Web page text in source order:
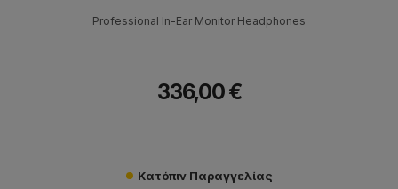
Professional In-Ear Monitor Headphones
336,00 €
Κατόπιν Παραγγελίας